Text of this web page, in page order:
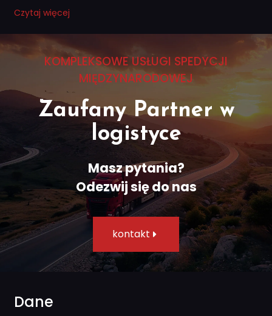
Czytaj więcej
KOMPLEKSOWE USŁUGI SPEDYCJI
MIĘDZYNARODOWEJ
Zaufany Partner w
logistyce
Masz pytania?
Odezwij się do nas​
kontakt
Dane